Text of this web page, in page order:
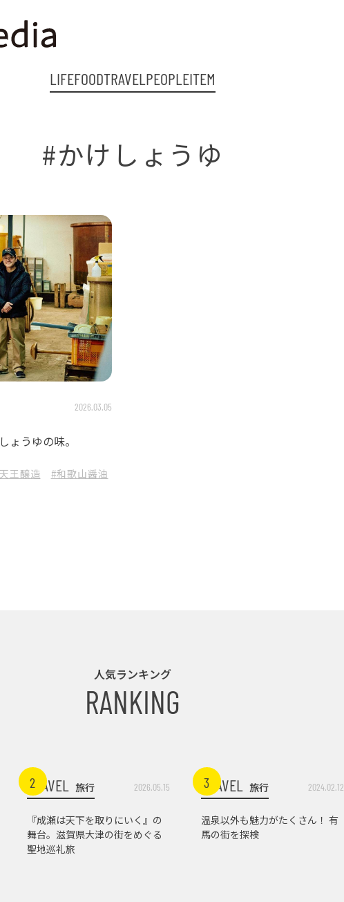
LIFEFOODTRAVELPEOPLEITEM
#かけしょうゆ
2026.03.05
ょうゆの味。
王醸造 #和歌山醤油
人気ランキング
RANKING
2
TRAVEL 旅行 2026.05.15
『成瀬は天下を取りにいく』の
舞台。滋賀県大津の街をめぐる
聖地巡礼旅
3
TRAVEL 旅行 2024.02.12
温泉以外も魅力がたくさん！ 有
馬の街を探検